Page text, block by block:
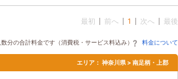
最初 前へ 1 次へ 最後
分の合計料金です（消費税・サービス料込み） 料金について
エリア： 神奈川県 > 南足柄・上郡